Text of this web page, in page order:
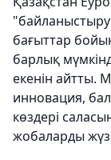
бағыттар
барлық
екенін айтты.
инновация,
көздері
жобаларды